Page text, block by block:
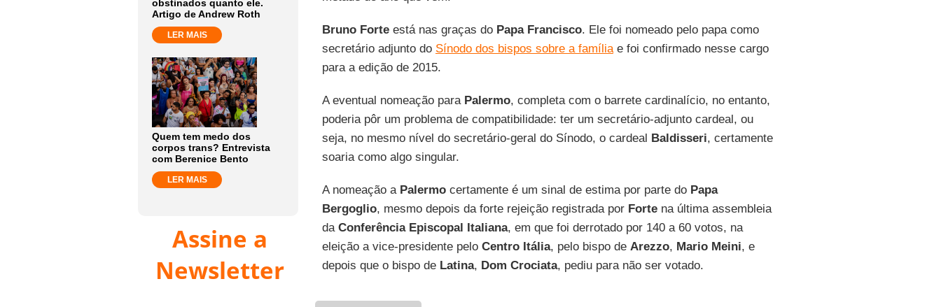
obstinados quanto ele.
Artigo de Andrew Roth
LER MAIS
Quem tem medo dos
corpos trans? Entrevista
com Berenice Bento
LER MAIS
Assine a
Newsletter
Bruno Forteestá nas graças do Papa Francisco. Ele foi nomeado pelo papa como
secretário adjunto do Sínodo dos bispos sobre a famíliae foi confirmado nesse cargo
para a edição de 2015.
A eventual nomeação para Palermo, completa com o barrete cardinalício, no entanto,
poderia pôr um problema de compatibilidade: ter um secretário-adjunto cardeal, ou
seja, no mesmo nível do secretário-geral do Sínodo, o cardeal Baldisseri, certamente
soaria como algo singular.
A nomeação a Palermocertamente é um sinal de estima por parte do Papa
Bergoglio, mesmo depois da forte rejeição registrada por Fortena última assembleia
da Conferência Episcopal Italiana, em que foi derrotado por 140 a 60 votos, na
eleição a vice-presidente pelo Centro Itália, pelo bispo de Arezzo, Mario Meini, e
depois que o bispo de Latina, Dom Crociata, pediu para não ser votado.